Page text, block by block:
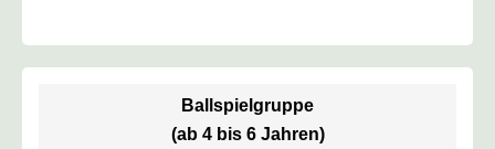
Ballspielgruppe
(ab 4 bis 6 Jahren)